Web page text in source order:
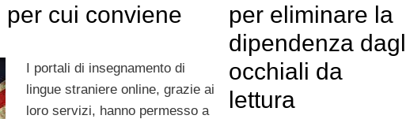
cui conviene
I portali di insegnamento di
lingue straniere online, grazie ai
loro servizi, hanno permesso a
per eliminare la
dipendenza
occhiali da
lettura